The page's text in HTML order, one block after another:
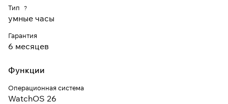
Тип ?
умные часы
Гарантия
6 месяцев
Функции
Операционная система
WatchOS 26